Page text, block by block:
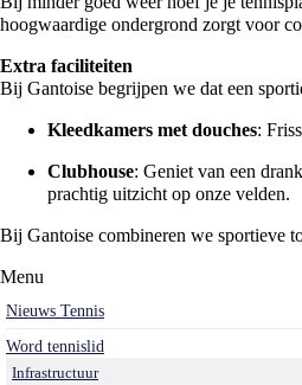
hoogwaardige ondergrond zorgt voor
Extra faciliteiten
Bij Gantoise begrijpen we dat een
Kleedkamers met douches:
Clubhouse: Geniet van een
prachtig uitzicht op onze velden.
Bij Gantoise combineren we sportieve
Menu
Nieuws Tennis
Word tennislid
Infrastructuur